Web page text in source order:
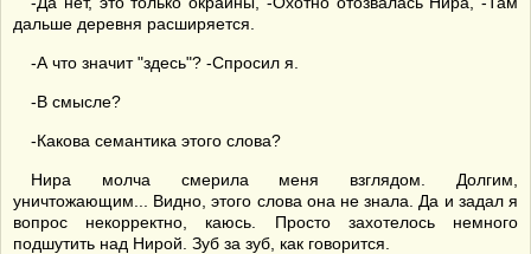
дальше деревня расширяется.
-А что значит "здесь"? -Спросил я.
-В смысле?
-Какова семантика этого слова?
Нира молча смерила меня взглядом. Долгим,
уничтожающим... Видно, этого слова она не знала. Да и задал я
вопрос некорректно, каюсь. Просто захотелось немного
подшутить над Нирой. Зуб за зуб, как говорится.